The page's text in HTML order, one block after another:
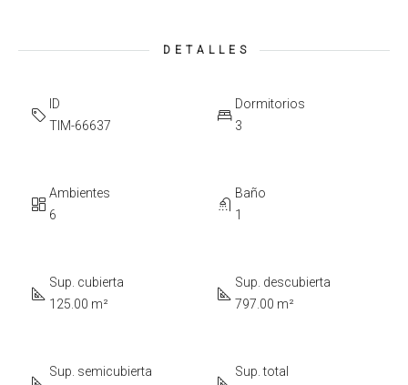
DETALLES
ID
TIM-66637
Dormitorios
3
Ambientes
6
Baño
1
Sup. cubierta
125.00 m²
Sup. descubierta
797.00 m²
Sup. semicubierta
Sup. total